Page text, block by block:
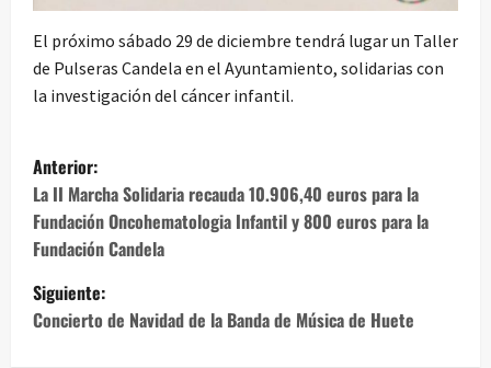
El próximo sábado 29 de diciembre tendrá lugar un Taller
de Pulseras Candela en el Ayuntamiento, solidarias con
la investigación del cáncer infantil.
N
a
v
e
g
Anterior:
La II Marcha Solidaria recauda 10.906,40 euros para la
Fundación Oncohematologia Infantil y 800 euros para la
Fundación Candela
Siguiente:
Concierto de Navidad de la Banda de Música de Huete